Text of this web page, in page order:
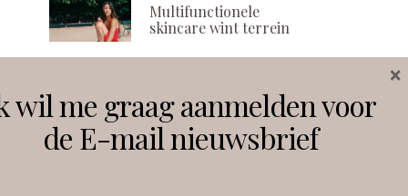
Multifunctionele
skincare wint terrein
Volg ons
wil me graag aanmelden voor
de E-mail nieuwsbrief
×